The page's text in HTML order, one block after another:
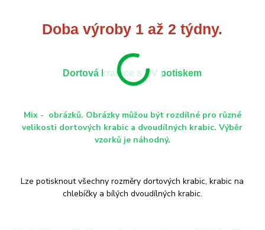
Doba výroby 1 až 2 týdny.
Dortová krabice s UV potiskem
Mix - obrázků. Obrázky můžou být rozdílné pro různé
velikosti dortových krabic a dvoudílných krabic. Výběr
vzorků je náhodný.
Lze potisknout všechny rozměry dortových krabic, krabic na
chlebíčky a bílých dvoudílných krabic.